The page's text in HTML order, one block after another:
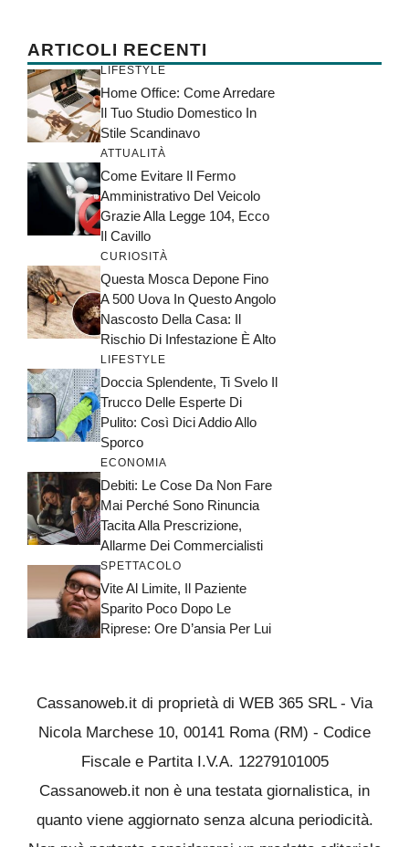
ARTICOLI RECENTI
LIFESTYLE
Home Office: Come Arredare
Il Tuo Studio Domestico In
Stile Scandinavo
ATTUALITÀ
Come Evitare Il Fermo
Amministrativo Del Veicolo
Grazie Alla Legge 104, Ecco
Il Cavillo
CURIOSITÀ
Questa Mosca Depone Fino
A 500 Uova In Questo Angolo
Nascosto Della Casa: Il
Rischio Di Infestazione È Alto
LIFESTYLE
Doccia Splendente, Ti Svelo Il
Trucco Delle Esperte Di
Pulito: Così Dici Addio Allo
Sporco
ECONOMIA
Debiti: Le Cose Da Non Fare
Mai Perché Sono Rinuncia
Tacita Alla Prescrizione,
Allarme Dei Commercialisti
SPETTACOLO
Vite Al Limite, Il Paziente
Sparito Poco Dopo Le
Riprese: Ore D’ansia Per Lui
Cassanoweb.it di proprietà di WEB 365 SRL - Via
Nicola Marchese 10, 00141 Roma (RM) - Codice
Fiscale e Partita I.V.A. 12279101005
Cassanoweb.it non è una testata giornalistica, in
quanto viene aggiornato senza alcuna periodicità.